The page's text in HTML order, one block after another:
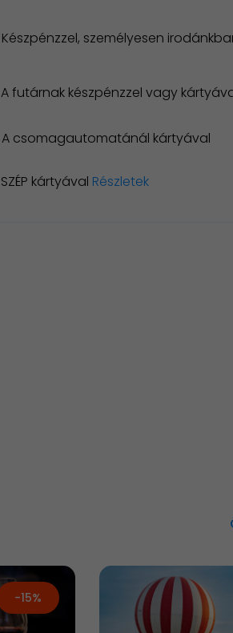
Készpénzzel, személyesen
A futárnak készpénzzel vagy
A csomagautomatánál kártyával
SZÉP kártyával Részletek
-15%